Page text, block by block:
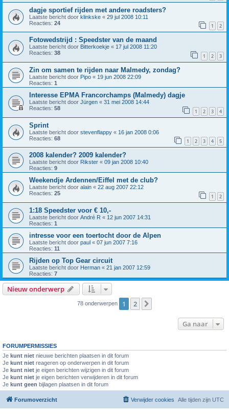
dagje sportief rijden met andere roadsters?
Laatste bericht door klinkske « 29 jul 2008 10:11
Reacties: 24 1 2
Fotowedstrijd : Speedster van de maand
Laatste bericht door Bitterkoekje « 17 jul 2008 11:20
Reacties: 38 1 2 3
Zin om samen te rijden naar Malmedy, zondag?
Laatste bericht door Pipo « 19 jun 2008 22:09
Reacties: 1
Interesse EPMA Francorchamps (Malmedy) dagje
Laatste bericht door Jürgen « 31 mei 2008 14:44
Reacties: 58 1 2 3 4
Sprint
Laatste bericht door stevenflappy « 16 jan 2008 0:06
Reacties: 68 1 2 3 4 5
2008 kalender? 2009 kalender?
Laatste bericht door Rikster « 09 jan 2008 10:40
Reacties: 9
Weekendje Ardennen/Eiffel met de club?
Laatste bericht door alain « 22 aug 2007 22:12
Reacties: 25 1 2
1:18 Speedster voor € 10,-
Laatste bericht door André R « 12 jun 2007 14:31
Reacties: 1
intresse voor een toertocht door de Alpen
Laatste bericht door paul « 07 jun 2007 7:16
Reacties: 11
Rijden op Top Gear circuit
Laatste bericht door Herman « 21 jan 2007 12:59
Reacties: 7
Nieuw onderwerp
78 onderwerpen 1 2
Ga naar
FORUMPERMISSIES
Je kunt niet nieuwe berichten plaatsen in dit forum
Je kunt niet reageren op onderwerpen in dit forum
Je kunt niet je eigen berichten wijzigen in dit forum
Je kunt niet je eigen berichten verwijderen in dit forum
Je kunt geen bijlagen plaatsen in dit forum
Forumoverzicht Alle tijden zijn UTC
Verwijder cookies